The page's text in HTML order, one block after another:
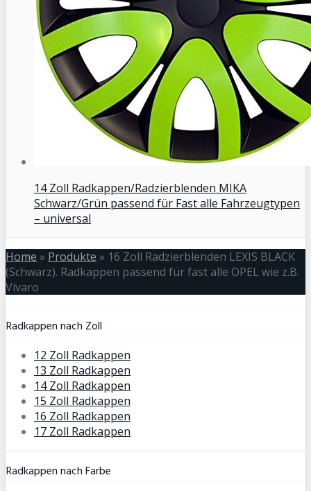
14 Zoll Radkappen/Radzierblenden MIKA
Schwarz/Grün passend für Fast alle Fahrzeugtypen
– universal
Home » Produkte » 16 Zoll Radzierblenden LEXIS BLACK
(Schwarz). Radkappen passend für fast alle OPEL wie z.B.
Vivaro
Radkappen nach Zoll
12 Zoll Radkappen
13 Zoll Radkappen
14 Zoll Radkappen
15 Zoll Radkappen
16 Zoll Radkappen
17 Zoll Radkappen
Radkappen nach Farbe